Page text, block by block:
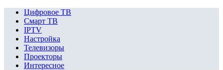
Цифровое ТВ
Смарт ТВ
IPTV
Настройка
Телевизоры
Проекторы
Интересное